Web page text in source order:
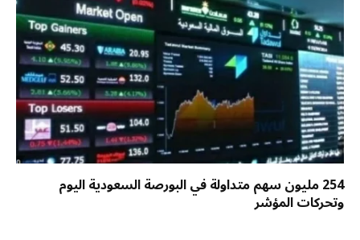
254 مليون سهم متداولة في البورصة السعودية اليوم
وتحركات المؤشر